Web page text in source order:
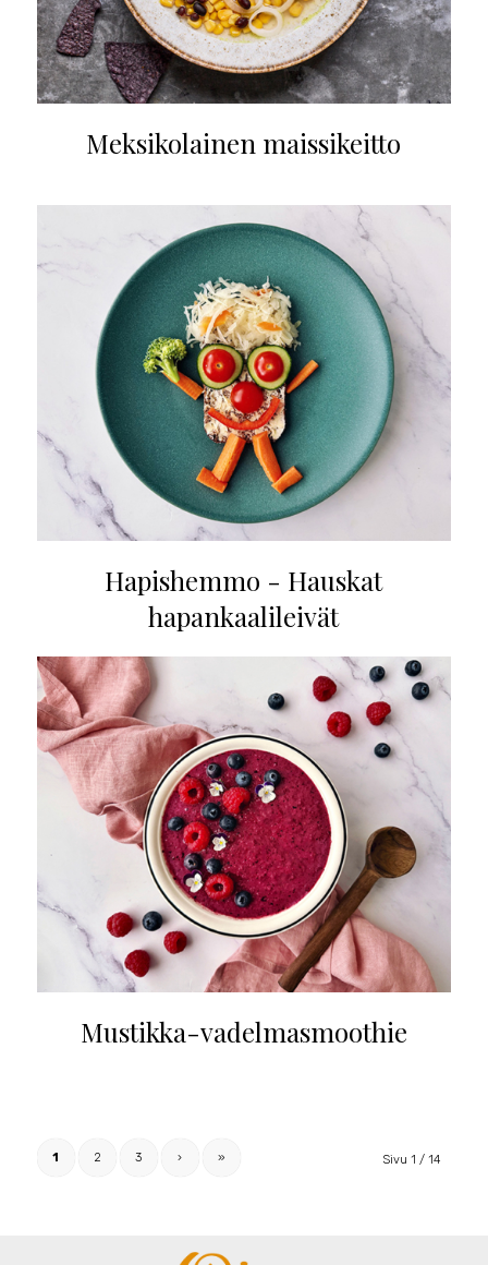
Meksikolainen maissikeitto
Hapishemmo - Hauskat
hapankaalileivät
Mustikka-vadelmasmoothie
Sivu 1 / 14
1 2 3 › »